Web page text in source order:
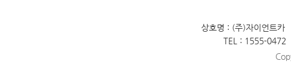
상호명 : (주)자이언트카
TEL : 1555-0472